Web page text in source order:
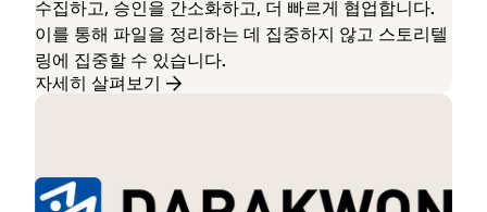
수집하고, 승인을 간소화하고, 더 빠르게 협업합니다.
이를 통해 파일을 정리하는 데 집중하지 않고 스토리텔
링에 집중할 수 있습니다.
자세히 살펴보기